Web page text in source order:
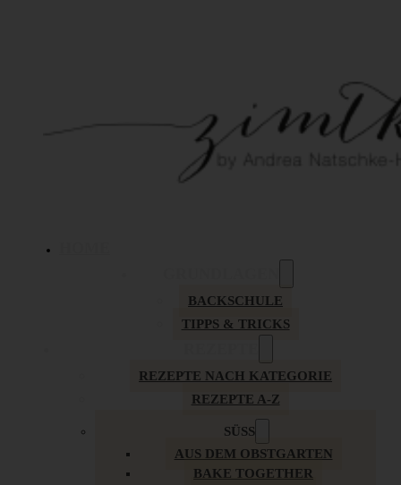
BACKSCHULE
TIPPS & TRICKS
REZEPTE NACH KATEGORIE
REZEPTE A-Z
SÜSS
AUS DEM OBSTGARTEN
BAKE TOGETHER